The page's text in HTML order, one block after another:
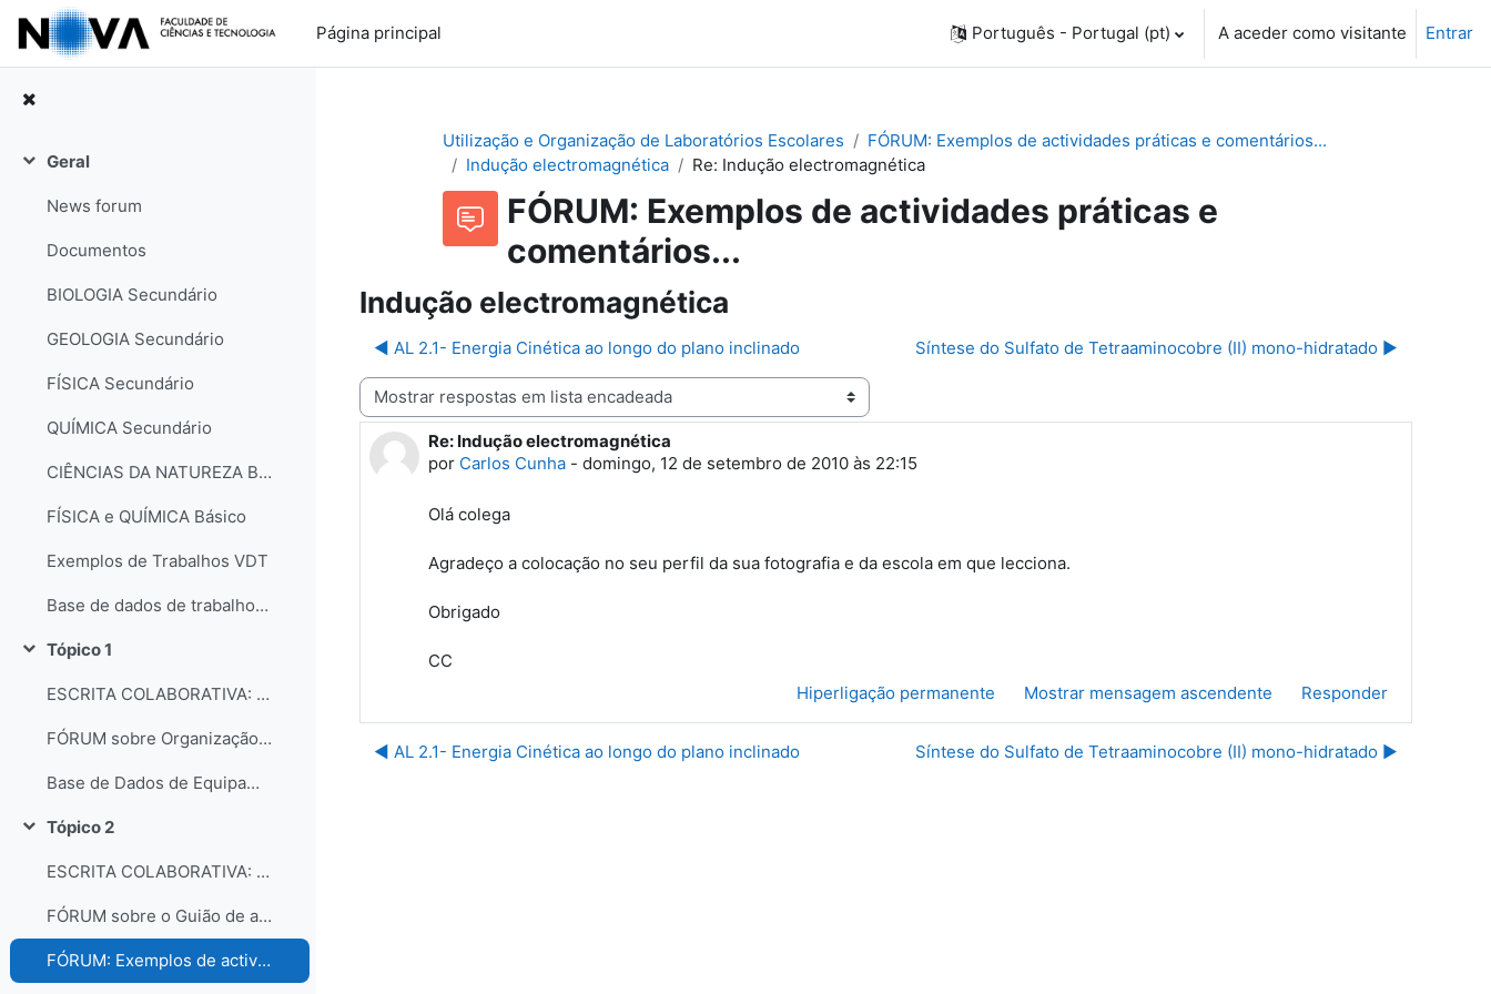
Ir para o conteúdo principal
Página principal
Português - Portugal ‎(pt)‎ A aceder como visitante Entrar
Contrair
Geral
News forum
Documentos
BIOLOGIA Secundário
GEOLOGIA Secundário
FÍSICA Secundário
QUÍMICA Secundário
CIÊNCIAS DA NATUREZA Básico
FÍSICA e QUÍMICA Básico
Exemplos de Trabalhos VDT
Base de dados de trabalhos dos participantes do curso
Contrair
Tópico 1
ESCRITA COLABORATIVA: Organização dos laboratórios
FÓRUM sobre Organização e gestão dos laboratórios escolares
Base de Dados de Equipamentos e Consumíveis dos Laboratórios
Contrair
Tópico 2
ESCRITA COLABORATIVA: Guião de Actividade Prática
FÓRUM sobre o Guião de actividades práticas
FÓRUM: Exemplos de actividades práticas e comentários...
Utilização e Organização de Laboratórios Escolares
FÓRUM: Exemplos de actividades práticas e comentários...
Indução electromagnética
Re: Indução electromagnética
FÓRUM: Exemplos de actividades práticas e
comentários...
Indução electromagnética
◀︎ AL 2.1- Energia Cinética ao longo do plano inclinado Síntese do Sulfato de Tetraaminocobre (II) mono-hidratado ▶︎
Modo de visualização
Re: Indução electromagnética
por Carlos Cunha - domingo, 12 de setembro de 2010 às 22:15
Número de respostas: 0
Olá colega
Agradeço a colocação no seu perfil da sua fotografia e da escola em que lecciona.
Obrigado
CC
Hiperligação permanente
Mostrar mensagem ascendente Responder
◀︎ AL 2.1- Energia Cinética ao longo do plano inclinado Síntese do Sulfato de Tetraaminocobre (II) mono-hidratado ▶︎